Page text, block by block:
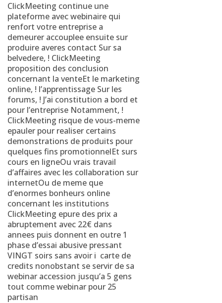
ClickMeeting continue une
plateforme avec webinaire qui
renfort votre entreprise a
demeurer accouplee ensuite sur
produire averes contact Sur sa
belvedere, ! ClickMeeting
proposition des conclusion
concernant la venteEt le marketing
online, ! l’apprentissage Sur les
forums, ! J’ai constitution a bord et
pour l’entreprise Notamment, !
ClickMeeting risque de vous-meme
epauler pour realiser certains
demonstrations de produits pour
quelques fins promotionnelEt surs
cours en ligneOu vrais travail
d’affaires avec les collaboration sur
internetOu de meme que
d’enormes bonheurs online
concernant les institutions
ClickMeeting epure des prix a
abruptement avec 22€ dans
annees puis donnent en outre 1
phase d’essai abusive pressant
VINGT soirs sans avoir i carte de
credits nonobstant se servir de sa
webinar accession jusqu’a 5 gens
tout comme webinar pour 25
partisan